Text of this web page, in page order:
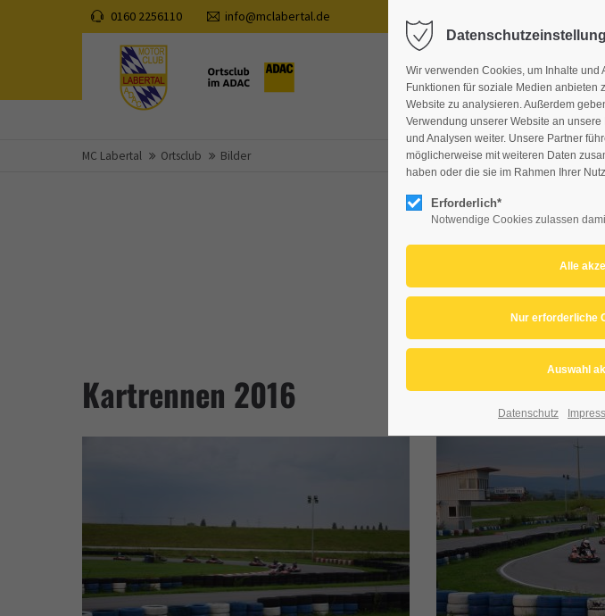
Der Eintrag "offcanvas-col1" existiert
leider nicht.
Der Eintrag "offcanvas-col2" existiert
leider nicht.
0160 2256110 info@mclabertal.de
AKTUELLES LABERTAL
MC Labertal Ortsclub Bilder
Kartrennen 2016
Wir verwenden Cookies, um Inhalte und
Funktionen für soziale Medien anbieten
Website zu analysieren. Außerdem
Verwendung unserer Website an
und Analysen weiter. Unsere Partner
möglicherweise mit weiteren Daten
haben oder die sie im Rahmen Ihrer
Erforderlich*
Notwendige Cookies zulassen
Datenschutz